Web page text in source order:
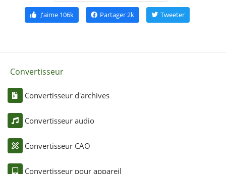
J'aime106k Partager2k Tweeter
Convertisseur
Convertisseur d'archives
Convertisseur audio
Convertisseur CAO
Convertisseur pour appareil